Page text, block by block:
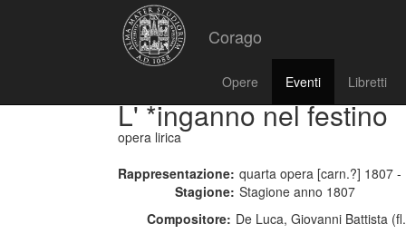
Corago
Opere Eventi Libretti
L' *inganno nel festino
opera lirica
Rappresentazione: quarta opera [carn.?] 1807
Stagione: Stagione anno 1807
Compositore: De Luca, Giovanni Battista